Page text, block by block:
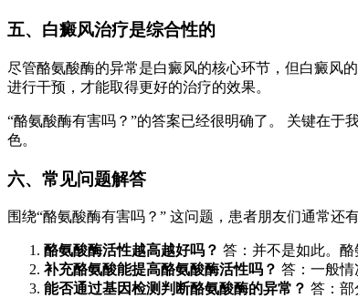
五、白癜风治疗是综合性的
尽管酪氨酸酶的异常是白癜风的核心环节，但白癜风
进行干预，才能取得更好的治疗的效果。
“酪氨酸酶有害吗？”的答案已经很明确了。 关键在
色。
六、常见问题解答
围绕“酪氨酸酶有害吗？” 这问题，患者朋友们通常还
酪氨酸酶活性越高越好吗？ 答：并不是如此。
补充酪氨酸能提高酪氨酸酶活性吗？ 答：一般情
能否通过基因检测判断酪氨酸酶的异常？ 答：部